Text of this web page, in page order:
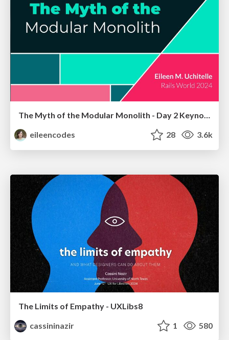
The Myth of the Modular Monolith - Day 2 Keynote - Rails World 2024
eileencodes
28 3.6k
The Limits of Empathy - UXLibs8
cassininazir
1 580